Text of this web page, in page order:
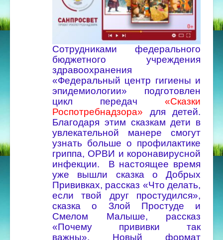
Сотрудниками федерального
бюджетного учреждения
здравоохранения
«Федеральный центр гигиены и
эпидемиологии» подготовлен
цикл передач «Сказки
Роспотребнадзора» для детей.
Благодаря этим сказкам дети в
увлекательной манере смогут
узнать больше о профилактике
гриппа, ОРВИ и коронавирусной
инфекции. В настоящее время
уже вышли сказка о Добрых
Прививках, рассказ «Что делать,
если твой друг простудился»,
сказка о Злой Простуде и
Смелом Малыше, рассказ
«Почему прививки так
важны». Новый формат